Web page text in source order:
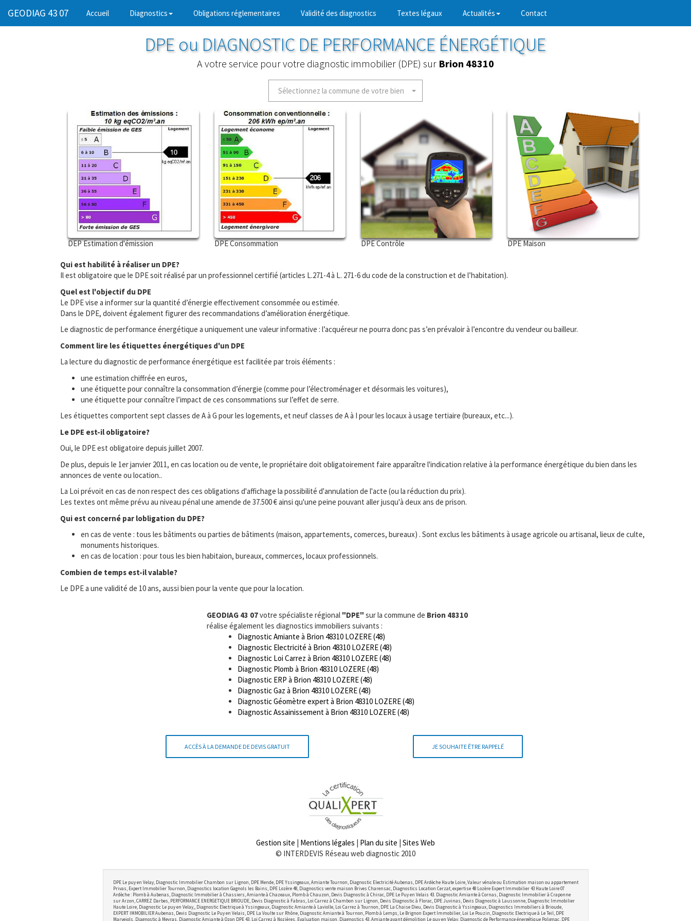
GEODIAG 43 07 Accueil (current)Diagnostics Obligations réglementaires Validité des diagnostics Textes légaux Actualités Contact
DPE ou DIAGNOSTIC DE PERFORMANCE ÉNERGÉTIQUE
A votre service pour votre diagnostic immobilier (DPE) sur Brion 48310
Sélectionnez la commune de votre bien
DEP Estimation d'émission DPE Consommation DPE Contrôle DPE Maison
Qui est habilité à réaliser un DPE?
Il est obligatoire que le DPE soit réalisé par un professionnel certifié (articles L.271-4 à L. 271-6 du code de la construction et de l’habitation).
Quel est l'objectif du DPE
Le DPE vise a informer sur la quantité d’énergie effectivement consommée ou estimée.
Dans le DPE, doivent également figurer des recommandations d’amélioration énergétique.
Le diagnostic de performance énergétique a uniquement une valeur informative : l’acquéreur ne pourra donc pas s’en prévaloir à l’encontre du vendeur ou bailleur.
Comment lire les étiquettes énergétiques d'un DPE
La lecture du diagnostic de performance énergétique est facilitée par trois éléments :
une estimation chiffrée en euros,
une étiquette pour connaître la consommation d’énergie (comme pour l’électroménager et désormais les voitures),
une étiquette pour connaître l’impact de ces consommations sur l’effet de serre.
Les étiquettes comportent sept classes de A à G pour les logements, et neuf classes de A à I pour les locaux à usage tertiaire (bureaux, etc...).
Le DPE est-il obligatoire?
Oui, le DPE est obligatoire depuis juillet 2007.
De plus, depuis le 1er janvier 2011, en cas location ou de vente, le propriétaire doit obligatoirement faire apparaître l'indication relative à la performance énergétique du bien dans les
annonces de vente ou location..
La Loi prévoit en cas de non respect des ces obligations d'affichage la possibilité d'annulation de l'acte (ou la réduction du prix).
Les textes ont même prévu au niveau pénal une amende de 37.500 € ainsi qu'une peine pouvant aller jusqu'à deux ans de prison.
Qui est concerné par lobligation du DPE?
en cas de vente : tous les bâtiments ou parties de bâtiments (maison, appartements, comerces, bureaux) . Sont exclus les bâtiments à usage agricole ou artisanal, lieux de culte,
monuments historiques.
en cas de location : pour tous les bien habitaion, bureaux, commerces, locaux professionnels.
Combien de temps est-il valable?
Le DPE a une validité de 10 ans, aussi bien pour la vente que pour la location.
GEODIAG 43 07votre spécialiste régional "DPE" sur la commune de Brion 48310
réalise également les diagnostics immobiliers suivants :
Diagnostic Amiante à Brion 48310 LOZERE (48)
Diagnostic Electricité à Brion 48310 LOZERE (48)
Diagnostic Loi Carrez à Brion 48310 LOZERE (48)
Diagnostic Plomb à Brion 48310 LOZERE (48)
Diagnostic ERP à Brion 48310 LOZERE (48)
Diagnostic Gaz à Brion 48310 LOZERE (48)
Diagnostic Géomètre expert à Brion 48310 LOZERE (48)
Diagnostic Assainissement à Brion 48310 LOZERE (48)
ACCÈS À LA DEMANDE DE DEVIS GRATUIT JE SOUHAITE ÊTRE RAPPELÉ
Gestion site | Mentions légales | Plan du site | Sites Web
© INTERDEVIS Réseau web diagnostic 2010
DPE Le puy en Velay, Diagnostic Immobilier Chambon sur Lignon, DPE Mende, DPE Yssingeaux, Amiante Tournon, Diagnostic Electricité Aubenas, DPE Ardèche Haute Loire, Valeur vénale ou Estimation maison ou appartement
Privas, Expert Immobilier Tournon, Diagnostics location Gagnols les Bains, DPE Lozère 48, Diagnostics vente maison Brives Charensac, Diagnostics Location Cerzat, expertise 48 Lozère Expert Immobilier 43 Haute Loire 07
Ardèche : Plomb à Aubenas, Diagnostic Immobilier à Chassiers, Amiante à Chazeaux, Plomb à Chauzon, Devis Diagnostic à Chirac, DPE Le Puy en Velais 43. Diagnostic Amiante à Cornas, Diagnostic Immobilier à Craponne
sur Arzon, CARREZ Darbes, PERFORMANCE ENERGETIQUE BRIOUDE, Devis Diagnostic à Fabras, Loi Carrez à Chambon sur Lignon, Devis Diagnostic à Florac, DPE Juvinas, Devis Diagnostic à Laussonne, Diagnostic Immobilier
Haute Loire, Diagnostic Le puy en Velay,, Diagnostic Electrique à Yssingeaux, Diagnostic Amiante à Laviolle, Loi Carrez à Tournon, DPE La Chaise Dieu, Devis Diagnostic à Yssingeaux, Diagnostics Immobiliers à Brioude,
EXPERT IMMOBILIER Aubenas, Devis Diagnostic Le Puy en Velais, DPE La Voulte sur Rhône, Diagnostic Amiante à Tournon, Plomb à Lemps, Le Brignon Expert Immobilier, Loi Le Pouzin, Diagnostic Electrique à Le Teil, DPE
Marvejols, Diagnostic à Meyras, Diagnostic Amiante à Ozon DPE 43, Loi Carrez à Nozières, Evaluation maison, Diagnostics 43, Amiante avant démolition Le puy en Velay, Diagnostic de Performance énergétique Polignac, DPE